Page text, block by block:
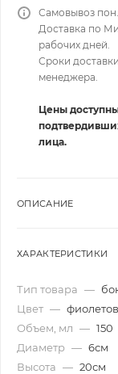
Самовывоз
Доставка по
рабочих дней.
Сроки
менеджера.
Цены
лица.
ОПИСАНИЕ
ХАРАКТЕРИСТИКИ
Тип товара —
Цвет —
Объем, мл — 150
Диаметр — 6см
Высота — 20см